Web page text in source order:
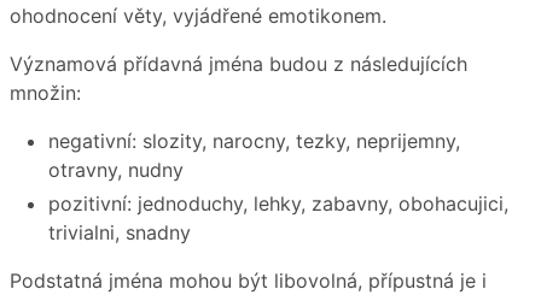
ohodnocení věty, vyjádřené emotikonem.
Významová přídavná jména budou z následujících
množin:
negativní: slozity, narocny, tezky, neprijemny,
otravny, nudny
pozitivní: jednoduchy, lehky, zabavny, obohacujici,
trivialni, snadny
Podstatná jména mohou být libovolná, přípustná je i